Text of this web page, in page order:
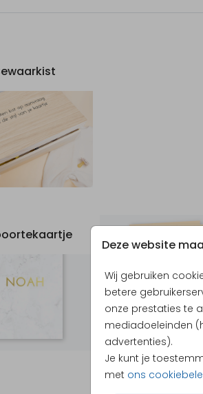
Deze website
Wij gebruiken
betere
onze prestaties te
mediadoeleinden
advertenties).
Je kunt je
met ons